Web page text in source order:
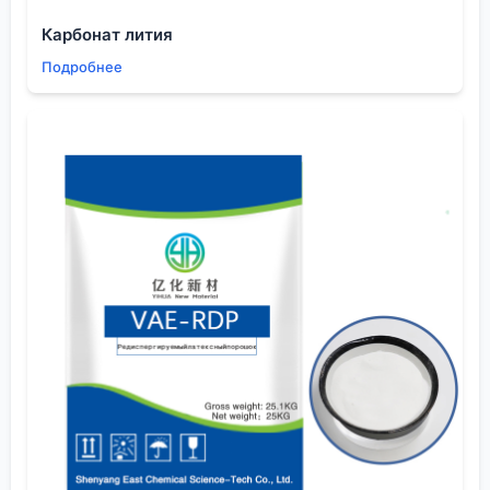
области чистых химикатов для электроники. Их
профиль — производство и продажа материалов
пентанол может быть востребован не абы как, а с
Мы рассматривали их как потенциального
поставщика для одного проекта, связанного с
промывкой деталей сборки аккумуляторов. Важно
было получить продукт с минимальным
содержанием металлов-примесей. Их заявленные
возможности по обслуживанию более 100
компаний и сеть в 30 странах говорили о
масштабе, но для нас был важен именно протокол
контроля качества для конкретной позиции. К
сожалению, по этому спирту на тот момент у них
Карбонат лития
Подробнее